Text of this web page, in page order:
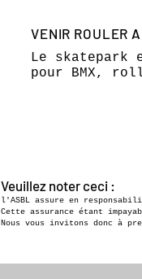
VENIR ROULER
Le skatepark
pour BMX,
Veuillez noter ceci :
l'ASBL assure en
Cette assurance étant
Nous vous invitons donc à